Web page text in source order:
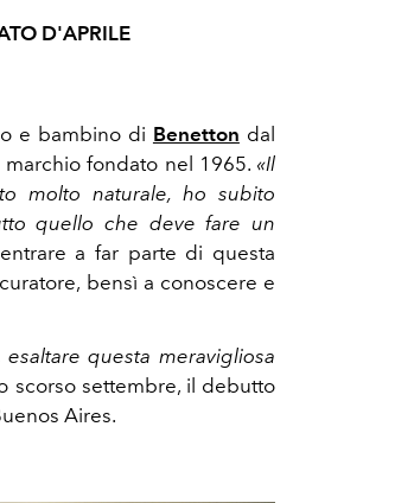
D'APRILE
e bambino di Benetton dal
fondato nel 1965. «Il
molto naturale, ho subito
quello che deve fare un
a far parte di questa
bensì a conoscere e
questa meravigliosa
scorso settembre, il debutto
Aires.